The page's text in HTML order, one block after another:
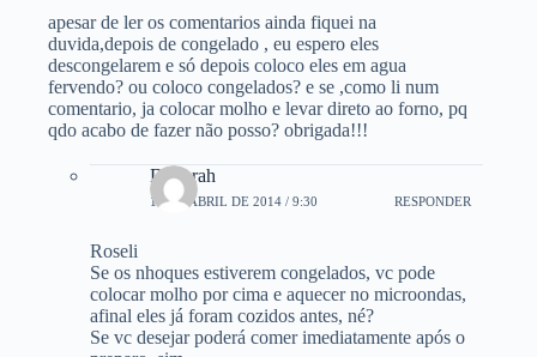
apesar de ler os comentarios ainda fiquei na
duvida,depois de congelado , eu espero eles
descongelarem e só depois coloco eles em agua
fervendo? ou coloco congelados? e se ,como li num
comentario, ja colocar molho e levar direto ao forno, pq
qdo acabo de fazer não posso? obrigada!!!
Deborah
11 DE ABRIL DE 2014 / 9:30 RESPONDER
Roseli
Se os nhoques estiverem congelados, vc pode
colocar molho por cima e aquecer no microondas,
afinal eles já foram cozidos antes, né?
Se vc desejar poderá comer imediatamente após o